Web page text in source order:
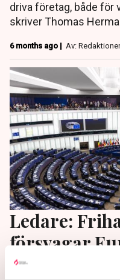
driva företag, både för
skriver Thomas
6 months ago | Av:
Ledare:
försvagar
På SMP:s ledarsida